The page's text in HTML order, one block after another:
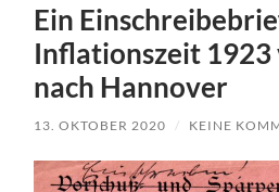
Ein
Inflationszeit 1923
nach Hannover
13. OKTOBER 2020 / KEINE